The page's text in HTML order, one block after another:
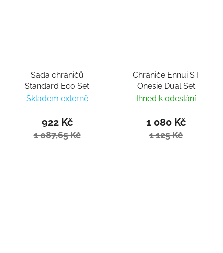
Sada chráničů
Standard Eco Set
Skladem externě
922 Kč
1 087,65 Kč
Chrániče Ennui ST
Onesie Dual Set
Ihned k odeslání
1 080 Kč
1 125 Kč